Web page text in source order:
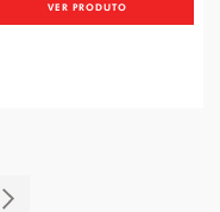
VER PRODUTO